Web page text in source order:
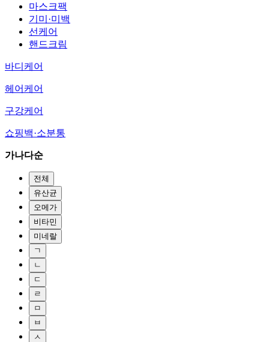
마스크팩
기미·미백
선케어
핸드크림
바디케어
헤어케어
구강케어
쇼핑백·소분통
가나다순
전체
유산균
오메가
비타민
미네랄
ㄱ
ㄴ
ㄷ
ㄹ
ㅁ
ㅂ
ㅅ